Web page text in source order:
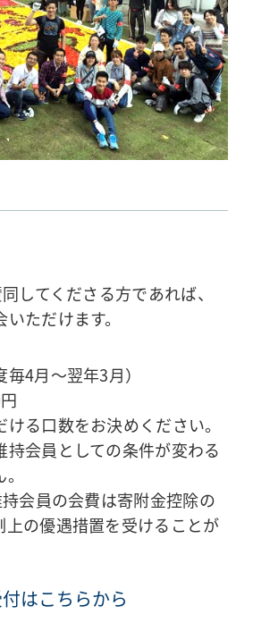
してくださる方であれば、
ただけます。
4月～翌年3月）
る口数をお決めください。
会員としての条件が変わる
会員の会費は寄附金控除の
上の優遇措置を受けることが
はこちらから